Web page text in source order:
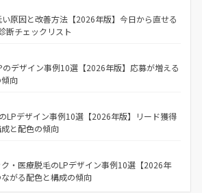
い原因と改善方法【2026年版】今日から直せる
断チェックリスト
のデザイン事例10選【2026年版】応募が増える
向
LPデザイン事例10選【2026年版】リード獲得
と配色の傾向
・医療脱毛のLPデザイン事例10選【2026年
がる配色と構成の傾向